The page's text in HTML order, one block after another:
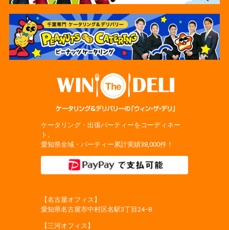
ケータリング・出張パーティーをコーディネー
ト。
愛知県全域・パーティー累計実績38,000件！
【名古屋オフィス】
愛知県名古屋市中村区名駅3丁目24−8
【三河オフィス】